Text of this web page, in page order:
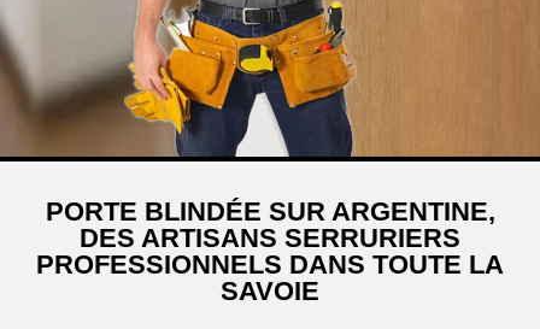
PORTE BLINDÉE SUR ARGENTINE,
DES ARTISANS SERRURIERS
PROFESSIONNELS DANS TOUTE LA
SAVOIE